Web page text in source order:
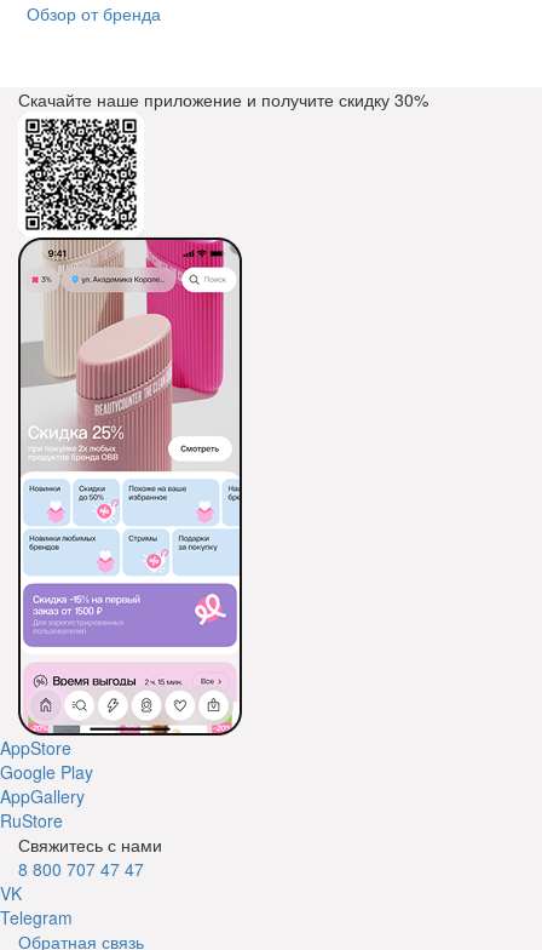
Обзор от бренда
Скачайте наше приложение и получите скидку 30%
AppStore
Google Play
AppGallery
RuStore
Свяжитесь с нами
8 800 707 47 47
VK
Telegram
Обратная связь